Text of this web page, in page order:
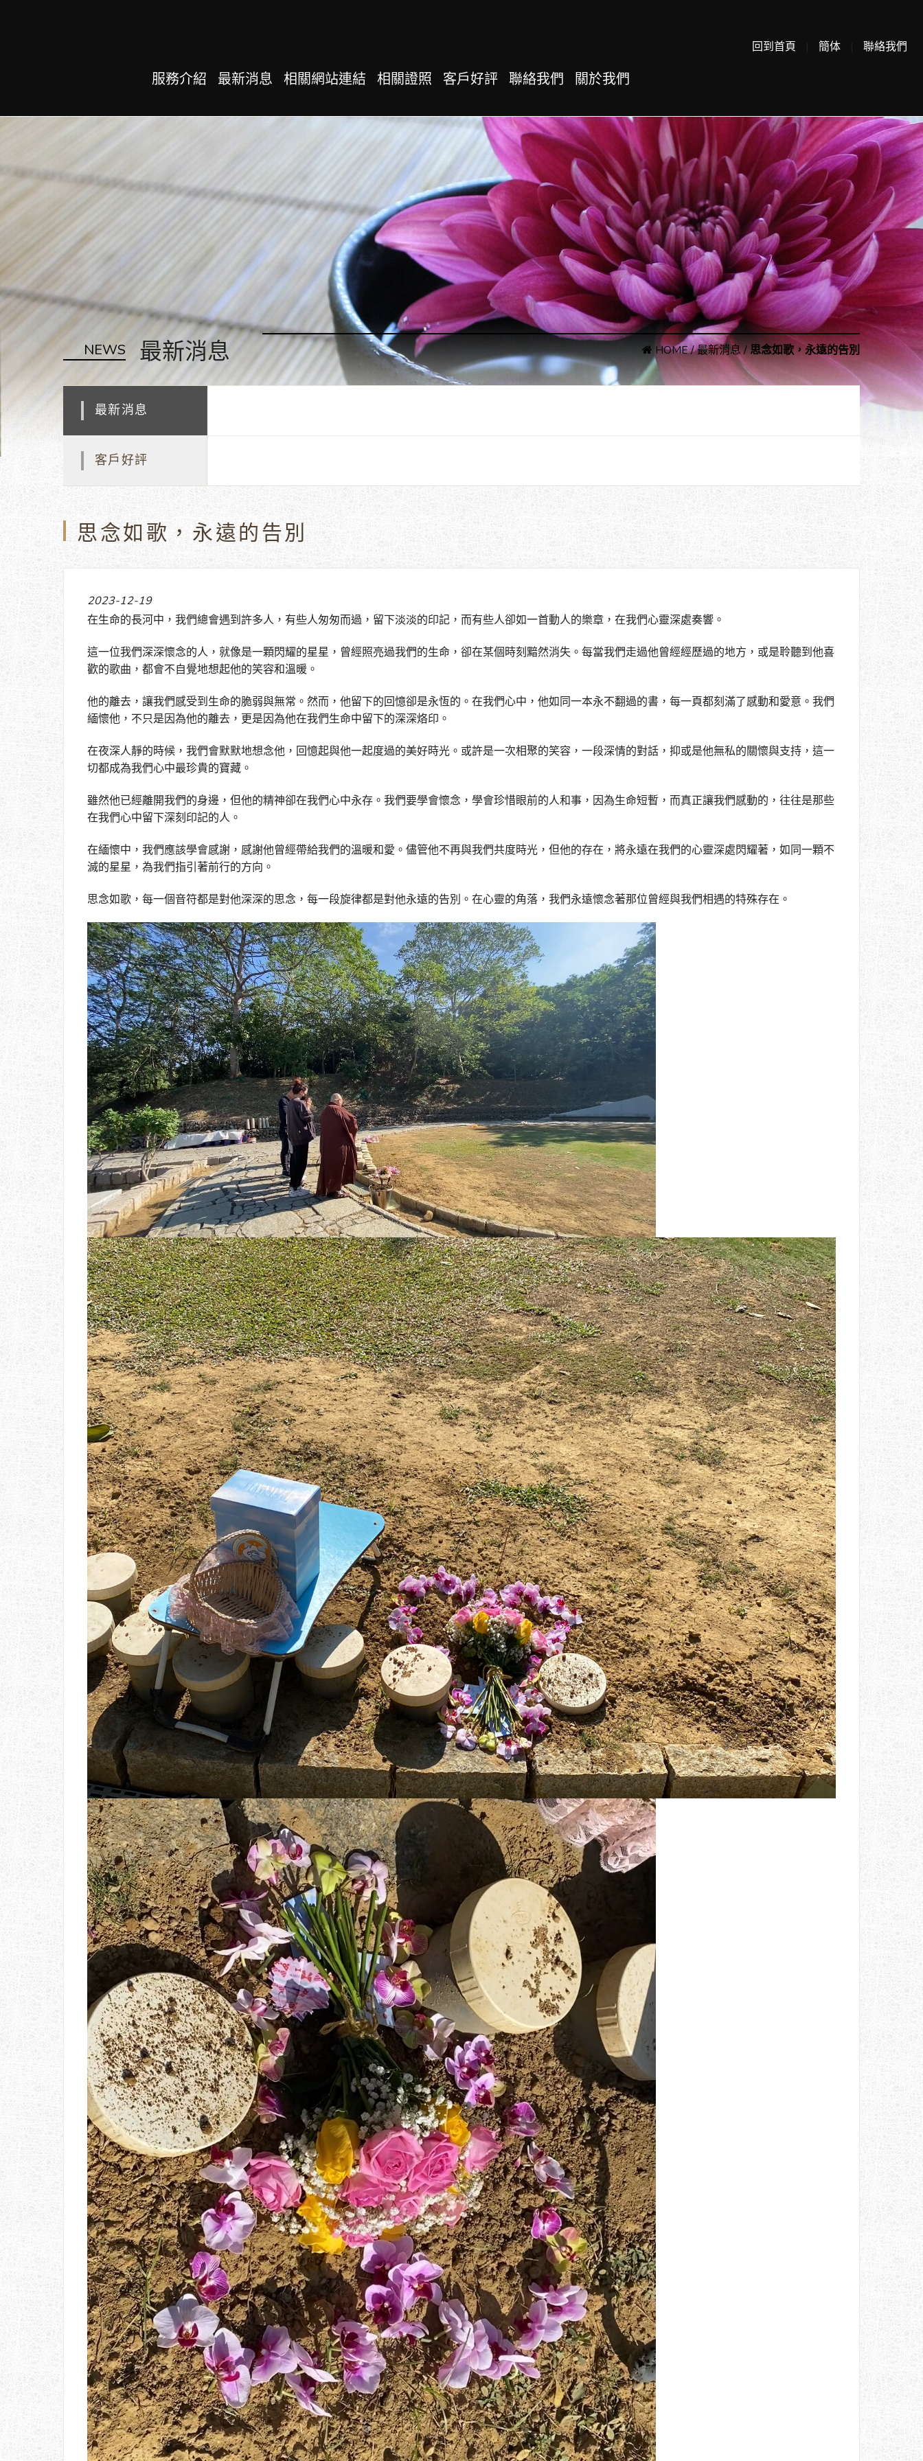
回到首頁 簡体 聯絡我們
服務介紹 最新消息 相關網站連結 相關證照 客戶好評 聯絡我們 關於我們
NEWS 最新消息 HOME/最新消息/思念如歌，永遠的告別
最新消息
客戶好評
思念如歌，永遠的告別
2023-12-19
在生命的長河中，我們總會遇到許多人，有些人匆匆而過，留下淡淡的印記，而有些人卻如一首動人的樂章，在我們心靈深處奏響。
這一位我們深深懷念的人，就像是一顆閃耀的星星，曾經照亮過我們的生命，卻在某個時刻黯然消失。每當我們走過他曾經經歷過的地方，或是聆聽到他喜
歡的歌曲，都會不自覺地想起他的笑容和溫暖。
他的離去，讓我們感受到生命的脆弱與無常。然而，他留下的回憶卻是永恆的。在我們心中，他如同一本永不翻過的書，每一頁都刻滿了感動和愛意。我們
緬懷他，不只是因為他的離去，更是因為他在我們生命中留下的深深烙印。
在夜深人靜的時候，我們會默默地想念他，回憶起與他一起度過的美好時光。或許是一次相聚的笑容，一段深情的對話，抑或是他無私的關懷與支持，這一
切都成為我們心中最珍貴的寶藏。
雖然他已經離開我們的身邊，但他的精神卻在我們心中永存。我們要學會懷念，學會珍惜眼前的人和事，因為生命短暫，而真正讓我們感動的，往往是那些
在我們心中留下深刻印記的人。
在緬懷中，我們應該學會感謝，感謝他曾經帶給我們的溫暖和愛。儘管他不再與我們共度時光，但他的存在，將永遠在我們的心靈深處閃耀著，如同一顆不
滅的星星，為我們指引著前行的方向。
思念如歌，每一個音符都是對他深深的思念，每一段旋律都是對他永遠的告別。在心靈的角落，我們永遠懷念著那位曾經與我們相遇的特殊存在。